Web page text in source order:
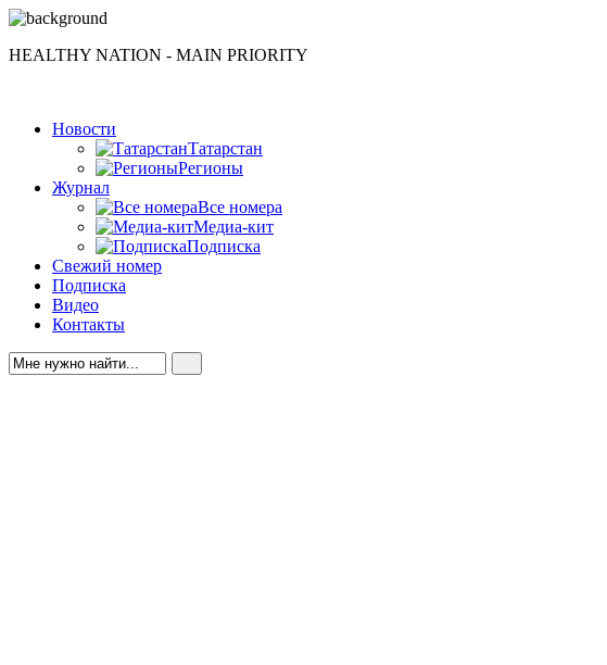
HEALTHY NATION - MAIN PRIORITY
Новости
Татарстан
Регионы
Журнал
Все номера
Медиа-кит
Подписка
Свежий номер
Подписка
Видео
Контакты